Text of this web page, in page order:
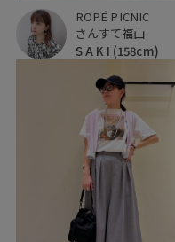
ROPÉ PICNIC
さんすて福山
S A K I (158cm)